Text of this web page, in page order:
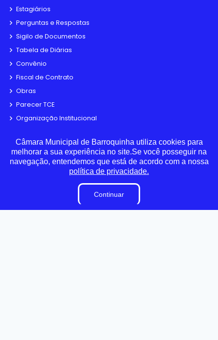
Estagiários
Perguntas e Respostas
Sigilo de Documentos
Tabela de Diárias
Convênio
Fiscal de Contrato
Obras
Parecer TCE
Organização Institucional
Processos Seletivos
Terceirizados
Plano Estratégico Institucional
Relatório de Gestão Municipal
Câmara Municipal de Barroquinha utiliza cookies para
melhorar a sua experiência no site.Se você posseguir na
navegação, entendemos que está de acordo com a nossa
política de privacidade.
Continuar